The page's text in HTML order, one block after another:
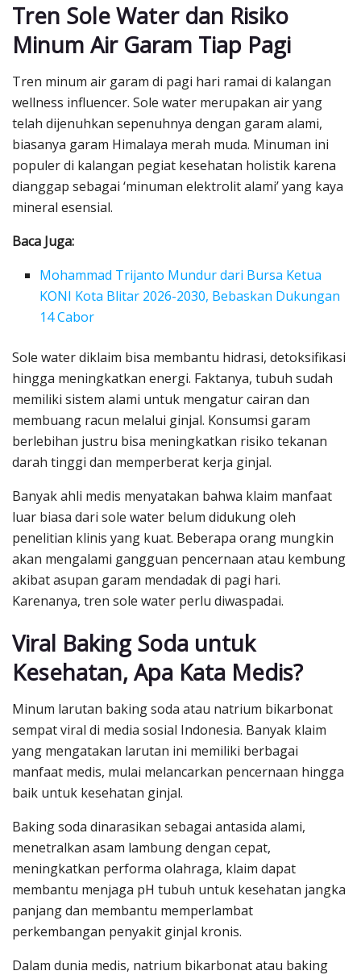
Tren Sole Water dan Risiko
Minum Air Garam Tiap Pagi
Tren minum air garam di pagi hari ramai di kalangan
wellness influencer. Sole water merupakan air yang
telah dijenuhkan sepenuhnya dengan garam alami,
biasanya garam Himalaya merah muda. Minuman ini
populer di kalangan pegiat kesehatan holistik karena
dianggap sebagai ‘minuman elektrolit alami’ yang kaya
mineral esensial.
Baca Juga:
Mohammad Trijanto Mundur dari Bursa Ketua
KONI Kota Blitar 2026-2030, Bebaskan Dukungan
14 Cabor
Sole water diklaim bisa membantu hidrasi, detoksifikasi
hingga meningkatkan energi. Faktanya, tubuh sudah
memiliki sistem alami untuk mengatur cairan dan
membuang racun melalui ginjal. Konsumsi garam
berlebihan justru bisa meningkatkan risiko tekanan
darah tinggi dan memperberat kerja ginjal.
Banyak ahli medis menyatakan bahwa klaim manfaat
luar biasa dari sole water belum didukung oleh
penelitian klinis yang kuat. Beberapa orang mungkin
akan mengalami gangguan pencernaan atau kembung
akibat asupan garam mendadak di pagi hari.
Karenanya, tren sole water perlu diwaspadai.
Viral Baking Soda untuk
Kesehatan, Apa Kata Medis?
Minum larutan baking soda atau natrium bikarbonat
sempat viral di media sosial Indonesia. Banyak klaim
yang mengatakan larutan ini memiliki berbagai
manfaat medis, mulai melancarkan pencernaan hingga
baik untuk kesehatan ginjal.
Baking soda dinarasikan sebagai antasida alami,
menetralkan asam lambung dengan cepat,
meningkatkan performa olahraga, klaim dapat
membantu menjaga pH tubuh untuk kesehatan jangka
panjang dan membantu memperlambat
perkembangan penyakit ginjal kronis.
Dalam dunia medis, natrium bikarbonat atau baking